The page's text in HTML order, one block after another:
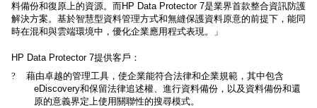
料備份和復原上的資源。而HP Data Protector 7是業界首款整合資訊防護
解決方案。基於智慧型資料管理方式和無縫保護資料原意的前提下，能同
時在混和與雲端環境中，優化企業應用程式表現。
」
HP Data Protector 7提供客戶：
?
藉由卓越的管理工具，使企業能符合法律和企業規範，其中包含
eDiscovery和保留法律追述權、進行資料備份，以及資料備份和還
原的意義界定上使用關聯性的搜尋模式。